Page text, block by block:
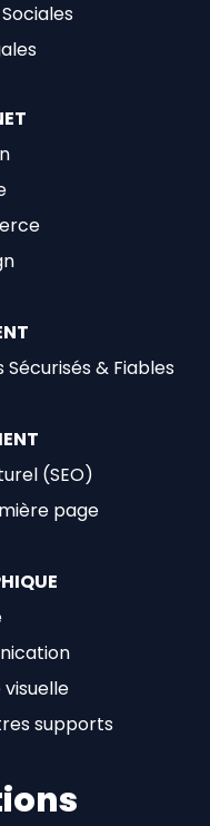
& Fiables
(SEO)
page
supports